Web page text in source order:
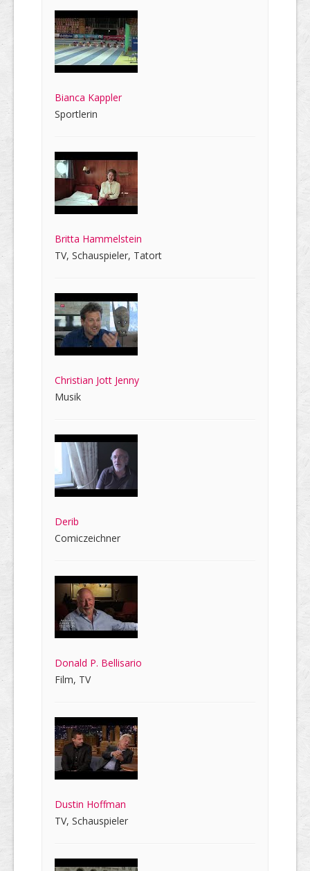
Bianca Kappler
Sportlerin
Britta Hammelstein
TV, Schauspieler, Tatort
Christian Jott Jenny
Musik
Derib
Comiczeichner
Donald P. Bellisario
Film, TV
Dustin Hoffman
TV, Schauspieler